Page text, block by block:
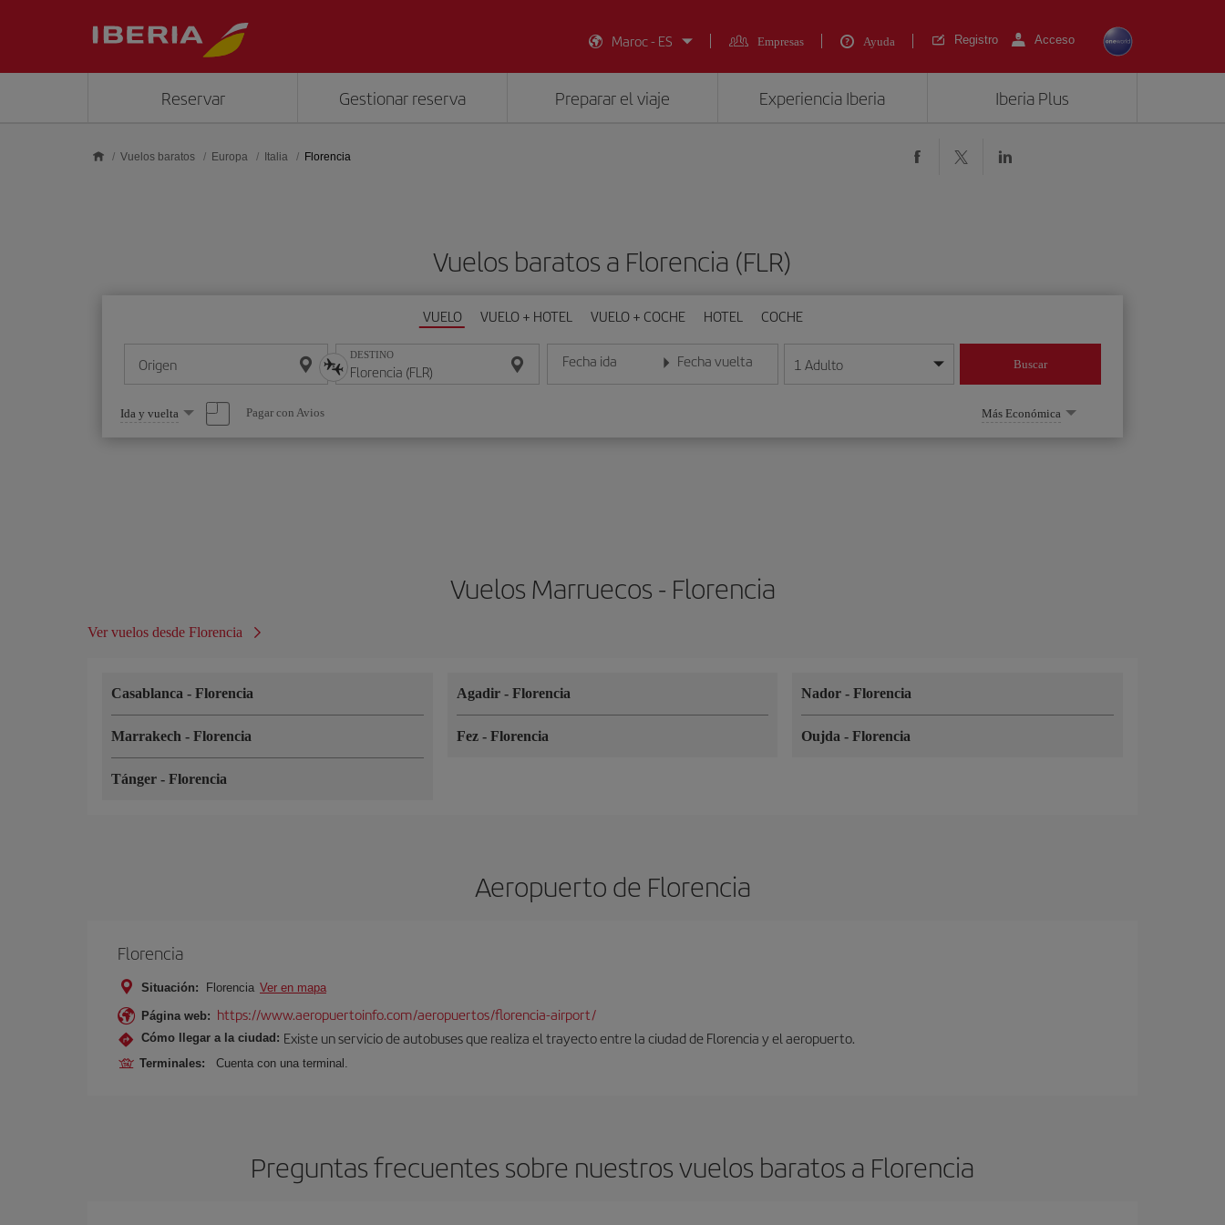
Maroc - ES
Empresas Ayuda Registro Acceso
Reservar Gestionar reserva Preparar el viaje Experiencia Iberia Iberia Plus
Vuelos baratos Europa Italia Florencia
Vuelos baratos a Florencia (FLR)
VUELO VUELO + HOTEL VUELO + COCHE HOTEL COCHE
Origen DESTINO Fecha ida
Introduce la fecha en formato día/mes/año
Fecha vuelta
Introduce la fecha en formato día/mes/año
1 Adulto Buscar
Seleccione
una
opción
Ida y vuelta Pagar con Avios Más Económica
Vuelos Marruecos - Florencia
Ver vuelos desde Florencia
Casablanca - Florencia
Marrakech - Florencia
Tánger - Florencia
Agadir - Florencia
Fez - Florencia
Nador-Florencia
Oujda-Florencia
Aeropuerto de Florencia
Florencia
Situación: Florencia Ver en mapa
Página web: https://www.aeropuertoinfo.com/aeropuertos/florencia-airport/
Cómo llegar a la ciudad: Existe un servicio de autobuses que realiza el trayecto entre la ciudad de Florencia y el aeropuerto.
Terminales: Cuenta con una terminal.
Preguntas frecuentes sobre nuestros vuelos baratos a Florencia